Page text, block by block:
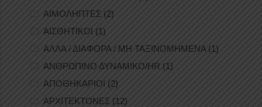
ΑΙΜΟΛΗΠΤΕΣ (2)
ΑΙΣΘΗΤΙΚΟΙ (1)
ΑΛΛΑ / ΔΙΑΦΟΡΑ / ΜΗ ΤΑΞΙΝΟΜΗΜΕΝΑ (1)
ΑΝΘΡΩΠΙΝΟ ΔΥΝΑΜΙΚΟ/HR (1)
ΑΠΟΘΗΚΑΡΙΟΙ (2)
ΑΡΧΙΤΕΚΤΟΝΕΣ (12)